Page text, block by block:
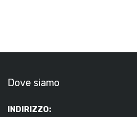
Dove siamo
INDIRIZZO: